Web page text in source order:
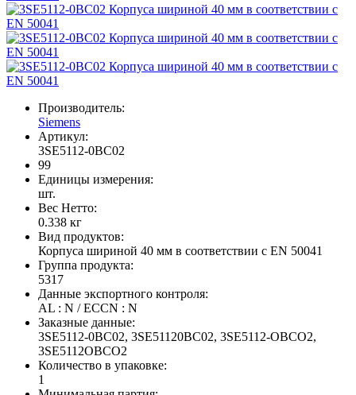
Производитель:
Siemens
Артикул:
3SE5112-0BC02
99
Единицы измерения:
шт.
Вес Нетто:
0.338 кг
Вид продуктов:
Корпуса шириной 40 мм в соответствии с EN 50041
Группа продукта:
5317
Данные экспортного контроля:
AL : N / ECCN : N
Заказные данные:
3SE5112-0BC02, 3SE51120BC02, 3SE5112-OBCO2,
3SE5112OBCO2
Количество в упаковке:
1